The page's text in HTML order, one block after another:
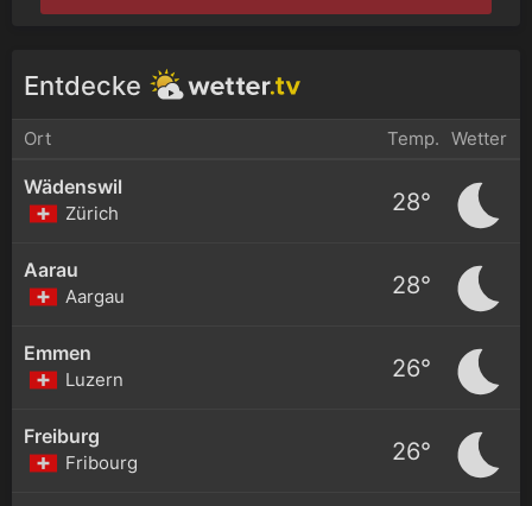
Entdecke
Ort Temp. Wetter
Wädenswil
Zürich 28°
Aarau
Aargau 28°
Emmen
Luzern 26°
Freiburg
Fribourg 26°